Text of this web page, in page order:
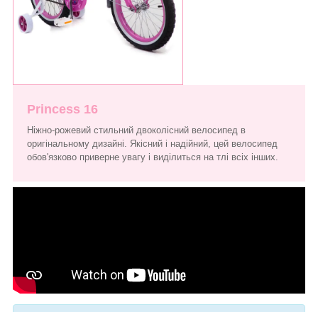
Princess 16
Ніжно-рожевий стильний двоколісний велосипед в
оригінальному дизайні. Якісний і надійний, цей велосипед
обов'язково приверне увагу і виділиться на тлі всіх інших.